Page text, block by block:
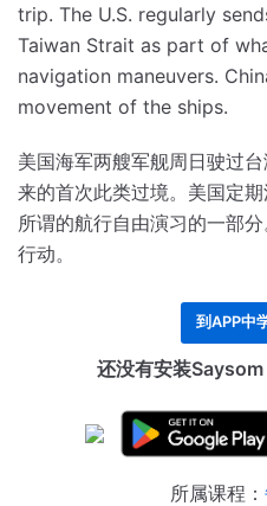
trip. The U.S. regularly
Taiwan Strait as part of
navigation maneuvers.
movement of the ships.
美国海军两艘军舰周日驶过
来的首次此类过境。 美国定
所谓的航行自由演习的一部分
行动。
到APP中
还没有安装
所属课程：